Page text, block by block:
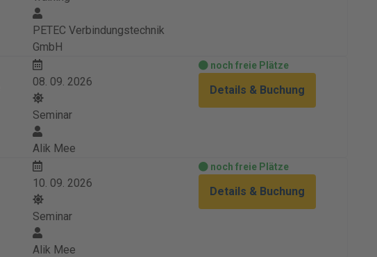
PETEC Verbindungstechnik
GmbH
08. 09. 2026
Seminar
Alik Mee
noch freie Plätze
Details & Buchung
10. 09. 2026
Seminar
Alik Mee
noch freie Plätze
Details & Buchung